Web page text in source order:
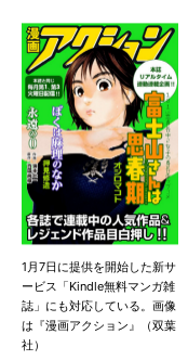
1月7日に提供を開始した新サ
ービス「Kindle無料マンガ雑
誌」にも対応している。画像
は『漫画アクション』（双葉
社）